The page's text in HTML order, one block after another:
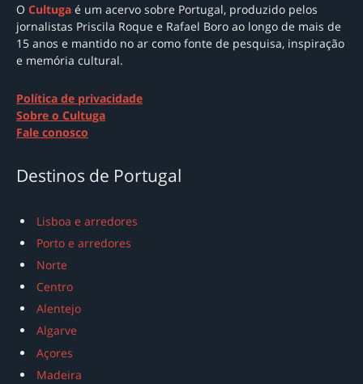
O Cultuga é um acervo sobre Portugal, produzido pelos
jornalistas Priscila Roque e Rafael Boro ao longo de mais de
15 anos e mantido no ar como fonte de pesquisa, inspiração
e memória cultural.
Política de privacidade
Sobre o Cultuga
Fale conosco
Destinos de Portugal
Lisboa e arredores
Porto e arredores
Norte
Centro
Alentejo
Algarve
Açores
Madeira